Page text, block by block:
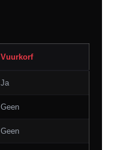
Vuurkorf
Ja
Geen
Geen